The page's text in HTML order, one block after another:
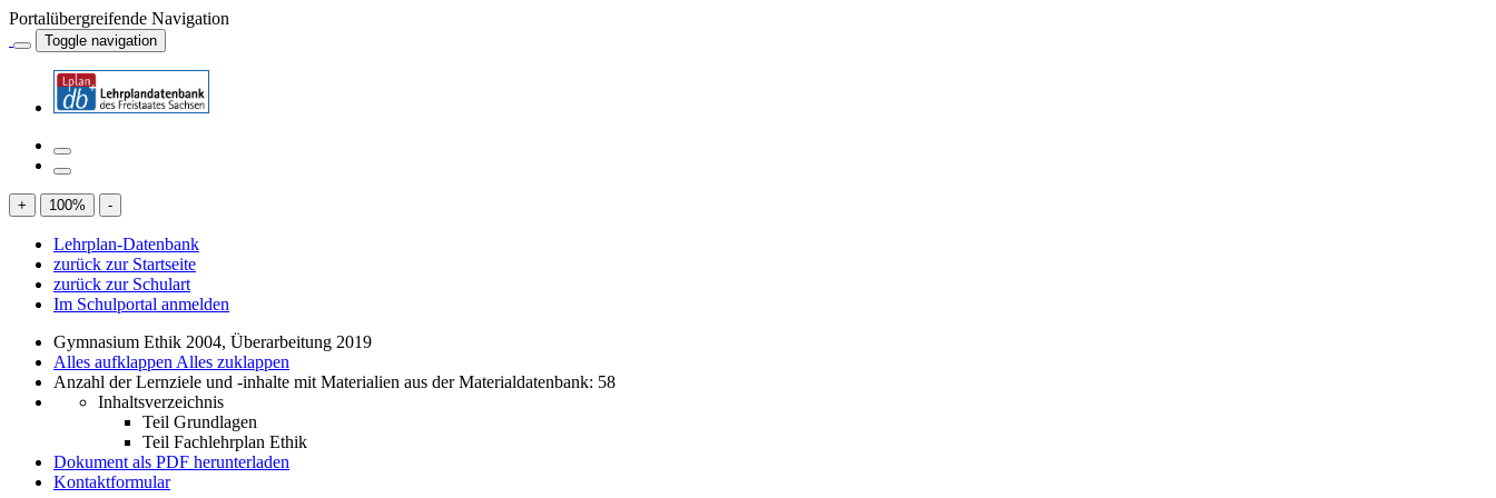
Portalübergreifende Navigation
Toggle navigation
+ 100% -
Lehrplan-Datenbank
zurück zur Startseite
zurück zur Schulart
Im Schulportal anmelden
Gymnasium Ethik 2004, Überarbeitung 2019
Alles aufklappen Alles zuklappen
Anzahl der Lernziele und -inhalte mit Materialien aus der Materialdatenbank: 58
Inhaltsverzeichnis
Teil Grundlagen
Teil Fachlehrplan Ethik
Dokument als PDF herunterladen
Kontaktformular